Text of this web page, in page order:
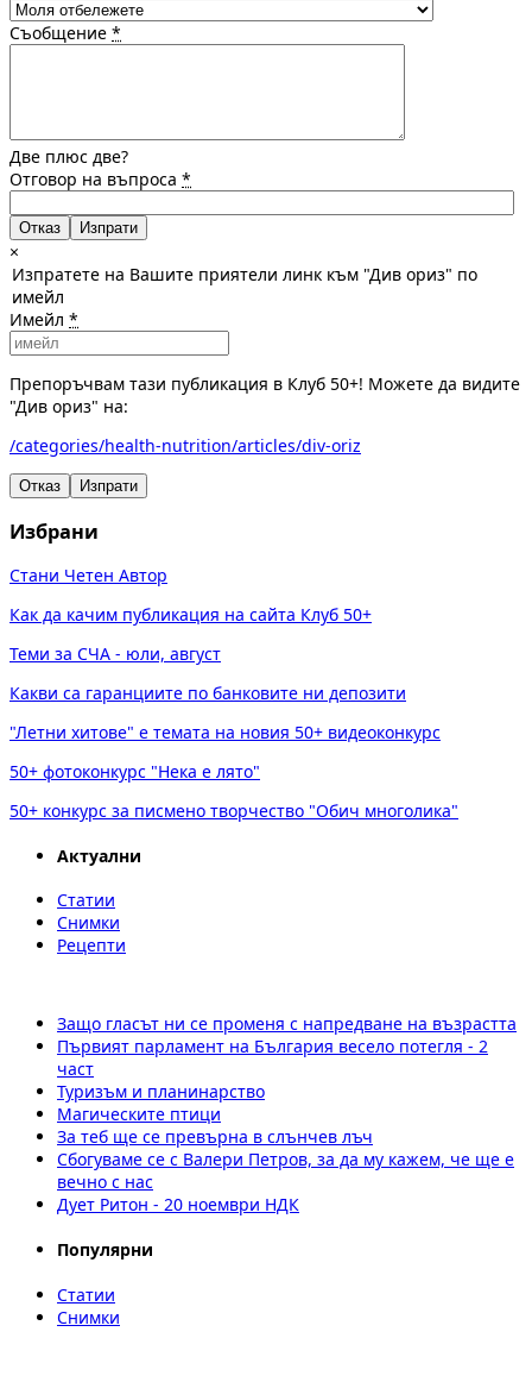
Съобщение *
Две плюс две?
Отговор на въпроса *
Отказ
×
Изпратете на Вашите приятели линк към "Див ориз" по
имейл
Имейл *
Препоръчвам тази публикация в Клуб 50+! Можете да видите
"Див ориз" на:
/categories/health-nutrition/articles/div-oriz
Отказ Изпрати
Избрани
Стани Четен Автор
Как да качим публикация на сайта Клуб 50+
Теми за СЧА - юли, август
Какви са гаранциите по банковите ни депозити
"Летни хитове" е темата на новия 50+ видеоконкурс
50+ фотоконкурс "Нека е лято"
50+ конкурс за писмено творчество "Обич многолика"
Актуални
Статии
Снимки
Рецепти
Защо гласът ни се променя с напредване на възрастта
Първият парламент на България весело потегля - 2
част
Туризъм и планинарство
Магическите птици
За теб ще се превърна в слънчев лъч
Сбогуваме се с Валери Петров, за да му кажем, че ще е
вечно с нас
Дует Ритон - 20 ноември НДК
Популярни
Статии
Снимки